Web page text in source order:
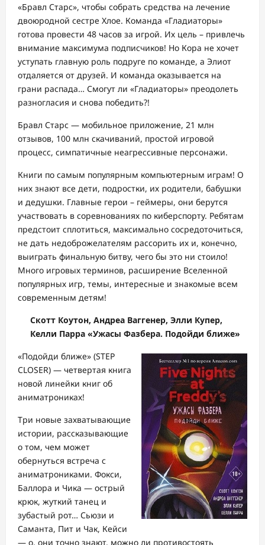
«Бравл Старс», чтобы собрать средства на лечение
двоюродной сестре Хлое. Команда «Гладиаторы»
готова провести 48 часов за игрой. Их цель – привлечь
внимание максимума подписчиков! Но Кора не хочет
уступать главную роль подруге по команде, а Элиот
отдаляется от друзей. И команда оказывается на
грани распада… Смогут ли «Гладиаторы» преодолеть
разногласия и снова победить?!
Бравл Старс — мобильное приложение, 21 млн
отзывов, 100 млн скачиваний, простой игровой
процесс, симпатичные неагрессивные персонажи.
Книги по самым популярным компьютерным играм! О
них знают все дети, подростки, их родители, бабушки
и дедушки. Главные герои – геймеры, они берутся
участвовать в соревнованиях по киберспорту. Ребятам
предстоит сплотиться, максимально сосредоточиться,
не дать недоброжелателям рассорить их и, конечно,
выиграть финальную битву, чего бы это ни стоило!
Много игровых терминов, расширение Вселенной
популярных игр, темы, интересные и знакомые всем
современным детям!
Скотт Коутон, Андреа Ваггенер, Элли Купер,
Келли Парра «Ужасы Фазбера. Подойди ближе»
«Подойди ближе» (STEP
CLOSER) — четвертая книга
новой линейки книг об
аниматрониках!
Три новые захватывающие
истории, рассказывающие
о том, чем может
обернуться встреча с
аниматрониками. Фокси,
Баллора и Чика — острый
крюк, жуткий танец и
зубастый рот… Сьюзи и
Саманта, Пит и Чак, Кейси
— о, они точно знают, можно ли противостоять